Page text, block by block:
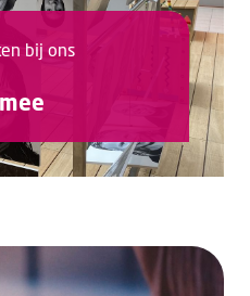
bij ons